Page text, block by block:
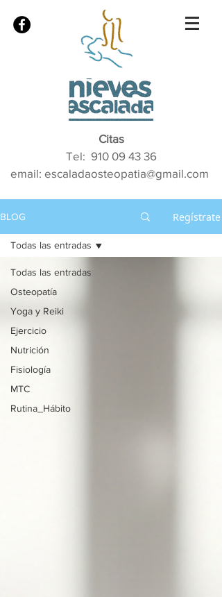
Citas
Tel: 910 09 43 36
email: escaladaosteopatia@gmail.com
BLOG Regístrate
Todas las entradas
Osteopatía
Yoga y Reiki
Ejercicio
Nutrición
Fisiología
MTC
Rutina_Hábito
Todas las entradas